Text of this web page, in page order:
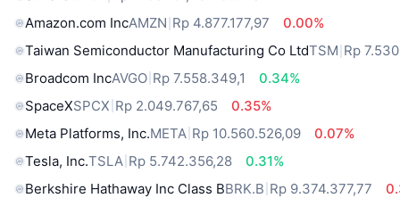
Amazon.com IncAMZN Rp 4.877.177,97
0.00%
Taiwan Semiconductor Manufacturing Co LtdTSM Rp
Broadcom IncAVGO Rp 7.558.349,1
0.34%
SpaceXSPCX Rp 2.049.767,65
0.35%
Meta Platforms, Inc.META Rp 10.560.526,09
0.07%
Tesla, Inc.TSLA Rp 5.742.356,28
0.31%
Berkshire Hathaway Inc Class BBRK.B Rp 9.374.377,77